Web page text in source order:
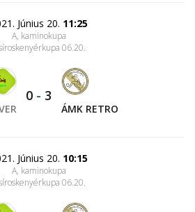
Június 20. 11:25
A, kaminokupa
06.20.
0 - 3
ÁMK RETRO
Június 20. 10:15
A, kaminokupa
06.20.